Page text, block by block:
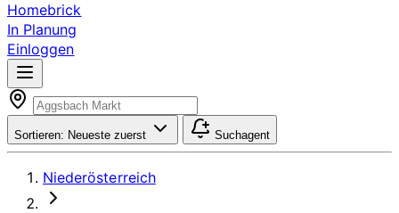
Homebrick
In Planung
Einloggen
Sortieren: Neueste zuerst Suchagent
Niederösterreich